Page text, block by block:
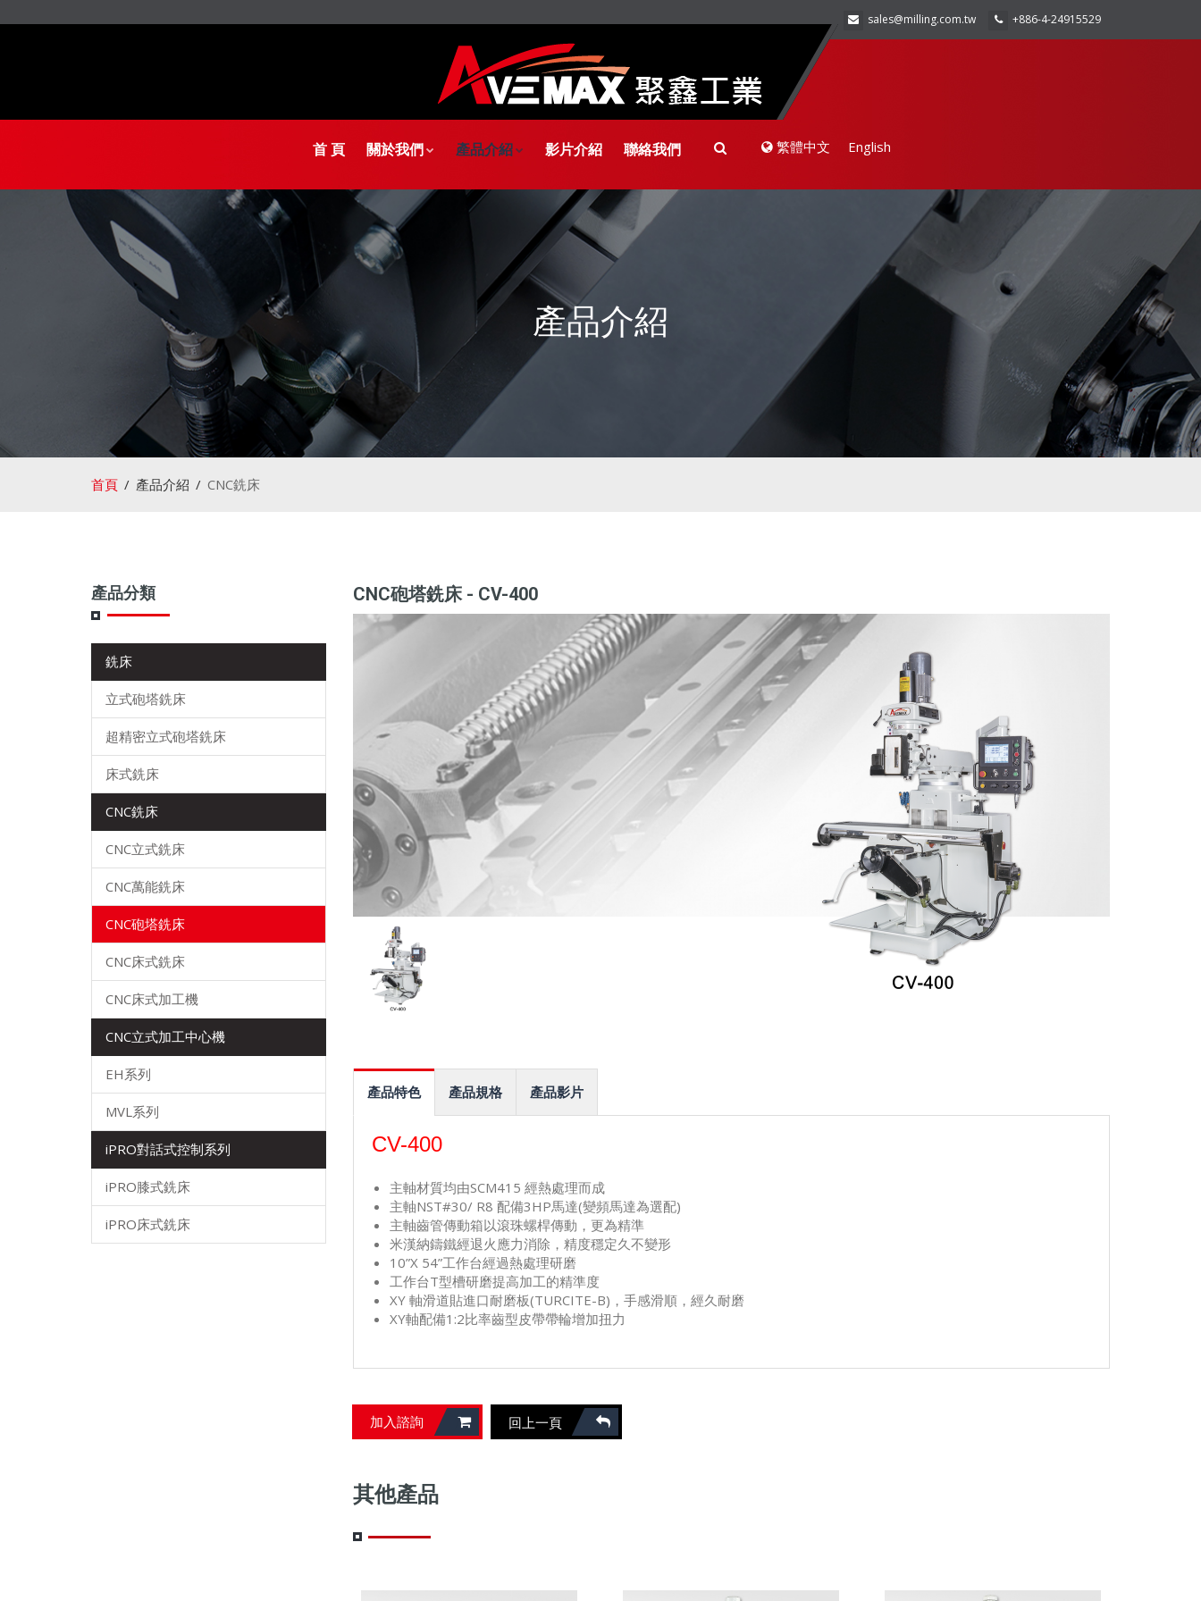
sales@milling.com.tw +886-4-24915529
繁體中文 English
首 頁 關於我們 產品介紹 影片介紹 聯絡我們
產品介紹
首頁 產品介紹 CNC銑床
產品分類
銑床
立式砲塔銑床
超精密立式砲塔銑床
床式銑床
CNC銑床
CNC立式銑床
CNC萬能銑床
CNC砲塔銑床
CNC床式銑床
CNC床式加工機
CNC立式加工中心機
EH系列
MVL系列
iPRO對話式控制系列
iPRO膝式銑床
iPRO床式銑床
CNC砲塔銑床 - CV-400
產品特色 產品規格 產品影片
CV-400
主軸材質均由SCM415 經熱處理而成
主軸NST#30/ R8 配備3HP馬達(變頻馬達為選配)
主軸齒管傳動箱以滾珠螺桿傳動，更為精準
米漢納鑄鐵經退火應力消除，精度穩定久不變形
10”X 54”工作台經過熱處理研磨
工作台T型槽研磨提高加工的精準度
XY 軸滑道貼進口耐磨板(TURCITE-B)，手感滑順，經久耐磨
XY軸配備1:2比率齒型皮帶帶輪增加扭力
加入諮詢 回上一頁
其他產品